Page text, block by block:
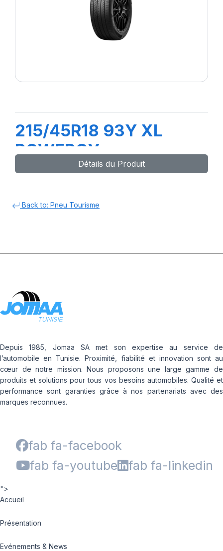
215/45R18 93Y XL
POWERGY
Détails du Produit
Back to: Pneu Tourisme
Depuis 1985, Jomaa SA met son expertise au service de
l’automobile en Tunisie. Proximité, fiabilité et innovation sont au
cœur de notre mission. Nous proposons une large gamme de
produits et solutions pour tous vos besoins automobiles. Qualité et
performance sont garanties grâce à nos partenariats avec des
marques reconnues.
fab fa-facebook
fab fa-youtube
fab fa-linkedin
">
Accueil
Présentation
Evénements & News